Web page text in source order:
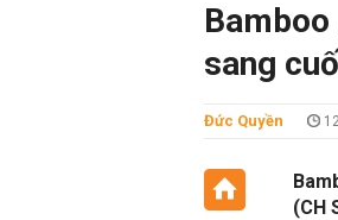
sang
Đức Quyền
(CH